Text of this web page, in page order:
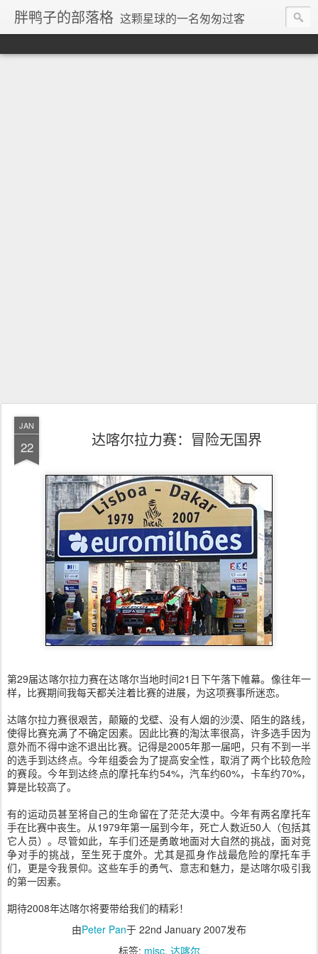
胖鸭子的部落格 这颗星球的一名匆匆过客
JAN
22 达喀尔拉力赛：冒险无国界
第29届达喀尔拉力赛在达喀尔当地时间21日下午落下帷幕。像往年一
样，比赛期间我每天都关注着比赛的进展，为这项赛事所迷恋。
达喀尔拉力赛很艰苦，颠簸的戈壁、没有人烟的沙漠、陌生的路线，
使得比赛充满了不确定因素。因此比赛的淘汰率很高，许多选手因为
意外而不得中途不退出比赛。记得是2005年那一届吧，只有不到一半
的选手到达终点。今年组委会为了提高安全性，取消了两个比较危险
的赛段。今年到达终点的摩托车约54%，汽车约60%，卡车约70%，
算是比较高了。
有的运动员甚至将自己的生命留在了茫茫大漠中。今年有两名摩托车
手在比赛中丧生。从1979年第一届到今年，死亡人数近50人（包括其
它人员）。尽管如此，车手们还是勇敢地面对大自然的挑战，面对竞
争对手的挑战，至生死于度外。尤其是孤身作战最危险的摩托车手
们，更是令我景仰。这些车手的勇气、意志和魅力，是达喀尔吸引我
的第一因素。
期待2008年达喀尔将要带给我们的精彩！
由Peter Pan于 22nd January 2007发布
标签: misc 达喀尔